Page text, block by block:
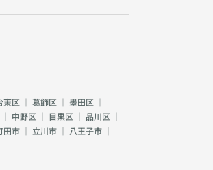
東区 ｜ 葛飾区 ｜ 墨田区 ｜
｜ 中野区 ｜ 目黒区 ｜ 品川区 ｜
田市 ｜ 立川市 ｜ 八王子市 ｜